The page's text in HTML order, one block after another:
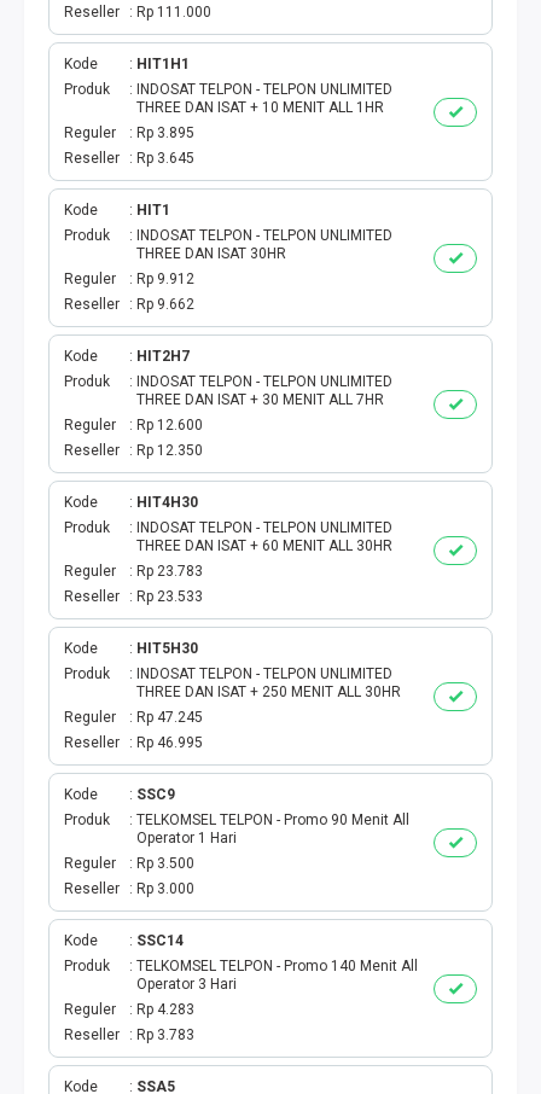
Reseller
Rp 111.000
Kode
HIT1H1
Produk
INDOSAT TELPON - TELPON UNLIMITED
THREE DAN ISAT + 10 MENIT ALL 1HR
Reguler
Rp 3.895
Reseller
Rp 3.645
Kode
HIT1
Produk
INDOSAT TELPON - TELPON UNLIMITED
THREE DAN ISAT 30HR
Reguler
Rp 9.912
Reseller
Rp 9.662
Kode
HIT2H7
Produk
INDOSAT TELPON - TELPON UNLIMITED
THREE DAN ISAT + 30 MENIT ALL 7HR
Reguler
Rp 12.600
Reseller
Rp 12.350
Kode
HIT4H30
Produk
INDOSAT TELPON - TELPON UNLIMITED
THREE DAN ISAT + 60 MENIT ALL 30HR
Reguler
Rp 23.783
Reseller
Rp 23.533
Kode
HIT5H30
Produk
INDOSAT TELPON - TELPON UNLIMITED
THREE DAN ISAT + 250 MENIT ALL 30HR
Reguler
Rp 47.245
Reseller
Rp 46.995
Kode
SSC9
Produk
TELKOMSEL TELPON - Promo 90 Menit All
Operator 1 Hari
Reguler
Rp 3.500
Reseller
Rp 3.000
Kode
SSC14
Produk
TELKOMSEL TELPON - Promo 140 Menit All
Operator 3 Hari
Reguler
Rp 4.283
Reseller
Rp 3.783
Kode SSA5